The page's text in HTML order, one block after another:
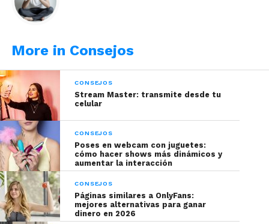
twitter como
sobre las formas de incentivar y conectar con tus
pueden buscar tus videos. Gracias al patrocinio de
Cam4podrán seguir la charla gratuitaaquí
More in Consejos
CONSEJOS
Stream Master: transmite desde tu
celular
CONSEJOS
Poses en webcam con juguetes:
cómo hacer shows más dinámicos y
aumentar la interacción
CONSEJOS
Páginas similares a OnlyFans:
mejores alternativas para ganar
dinero en 2026